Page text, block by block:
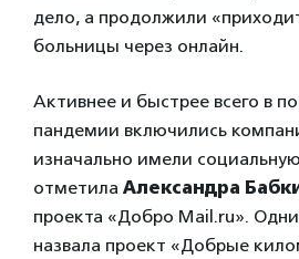
дело, а продолжили
больницы через онлайн.
Активнее и быстрее всего в
пандемии включились
изначально имели
отметила Александра
проекта «Добро Mail.ru».
назвала проект «Добрые